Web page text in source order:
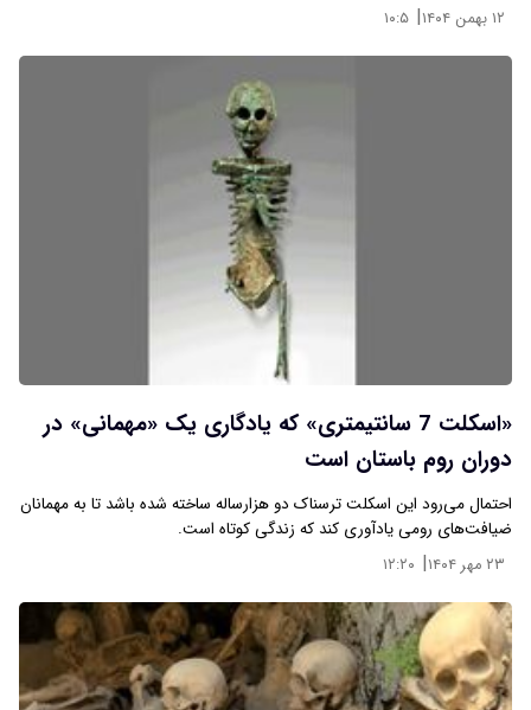
۱۲ بهمن ۱۴۰۴ | ۱۰:۵
«اسکلت 7 سانتیمتری» که یادگاری یک «مهمانی» در
دوران روم باستان است
احتمال می‌رود این اسکلت ترسناک دو هزارساله ساخته شده باشد تا به مهمانان
ضیافت‌های رومی یادآوری کند که زندگی کوتاه است.
۲۳ مهر ۱۴۰۴ | ۱۲:۲۰